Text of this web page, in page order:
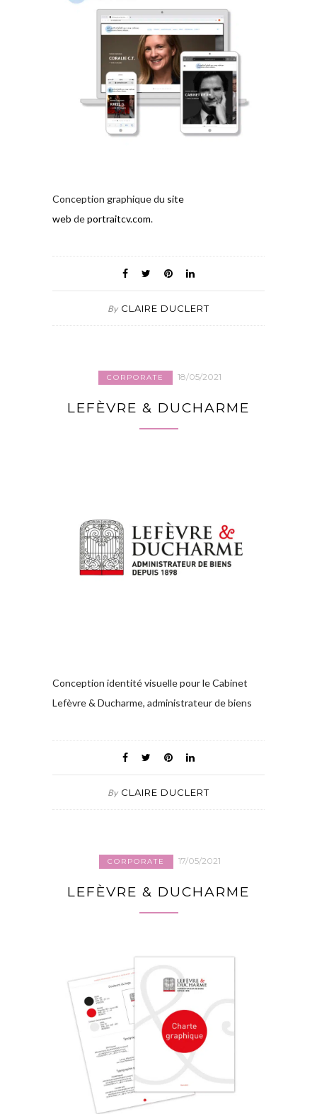
Conception graphique du site
web deportraitcv.com.
By CLAIRE DUCLERT
CORPORATE 18/05/2021
LEFÈVRE & DUCHARME
Conception identité visuelle pour le Cabinet
Lefèvre & Ducharme, administrateur de biens
By CLAIRE DUCLERT
CORPORATE 17/05/2021
LEFÈVRE & DUCHARME